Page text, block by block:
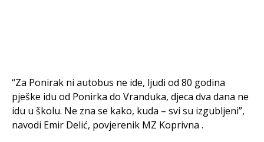
“Za Ponirak ni autobus ne ide, ljudi od 80 godina
pješke idu od Ponirka do Vranduka, djeca dva dana ne
idu u školu. Ne zna se kako, kuda – svi su izgubljeni”,
navodi Emir Delić, povjerenik MZ Koprivna .